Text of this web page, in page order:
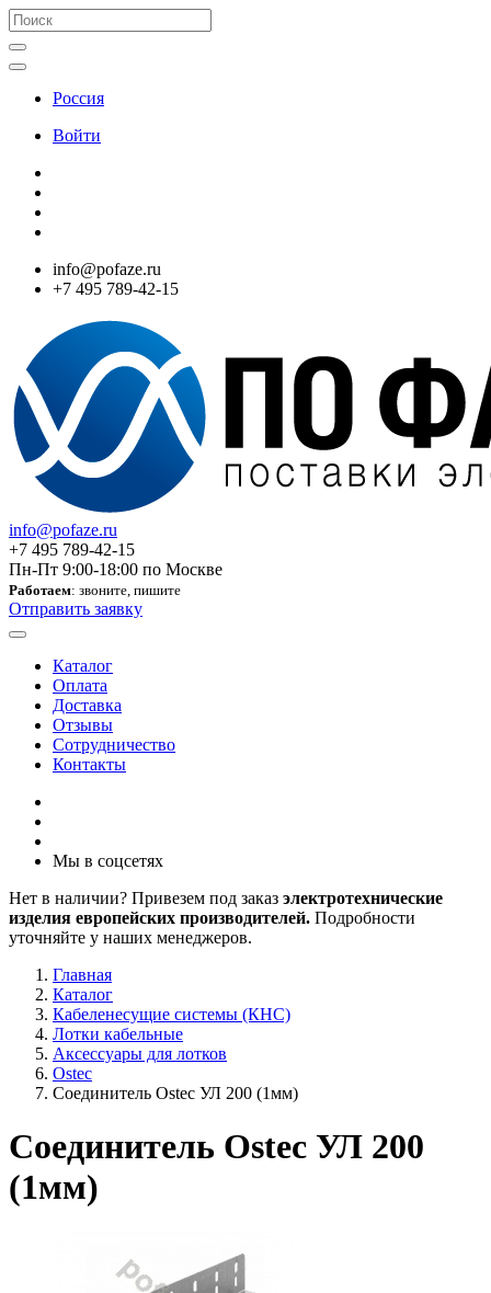
Россия
Войти
info@pofaze.ru
+7 495 789-42-15
info@pofaze.ru
+7 495 789-42-15
Пн-Пт 9:00-18:00 по Москве
Работаем: звоните, пишите
Отправить заявку
Каталог
Оплата
Доставка
Отзывы
Сотрудничество
Контакты
Мы в соцсетях
Нет в наличии? Привезем под заказ электротехнические
изделия европейских производителей. Подробности
уточняйте у наших менеджеров.
Главная
Каталог
Кабеленесущие системы (КНС)
Лотки кабельные
Аксессуары для лотков
Ostec
Соединитель Ostec УЛ 200 (1мм)
Соединитель Ostec УЛ 200
(1мм)